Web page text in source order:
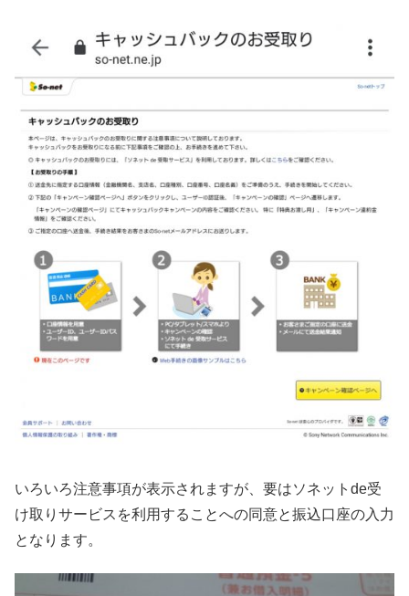
いろいろ注意事項が表示されますが、要はソネットde受
け取りサービスを利用することへの同意と振込口座の入力
となります。